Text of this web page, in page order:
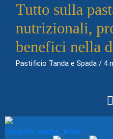
Tutto sulla
nutrizionali,
benefici nella
Pastificio Tanda e Spada / 4